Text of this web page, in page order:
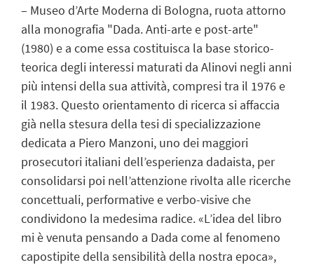
– Museo d’Arte Moderna di Bologna, ruota attorno
alla monografia "Dada. Anti-arte e post-arte"
(1980) e a come essa costituisca la base storico-
teorica degli interessi maturati da Alinovi negli anni
più intensi della sua attività, compresi tra il 1976 e
il 1983. Questo orientamento di ricerca si affaccia
già nella stesura della tesi di specializzazione
dedicata a Piero Manzoni, uno dei maggiori
prosecutori italiani dell’esperienza dadaista, per
consolidarsi poi nell’attenzione rivolta alle ricerche
concettuali, performative e verbo-visive che
condividono la medesima radice. «L’idea del libro
mi è venuta pensando a Dada come al fenomeno
capostipite della sensibilità della nostra epoca»,